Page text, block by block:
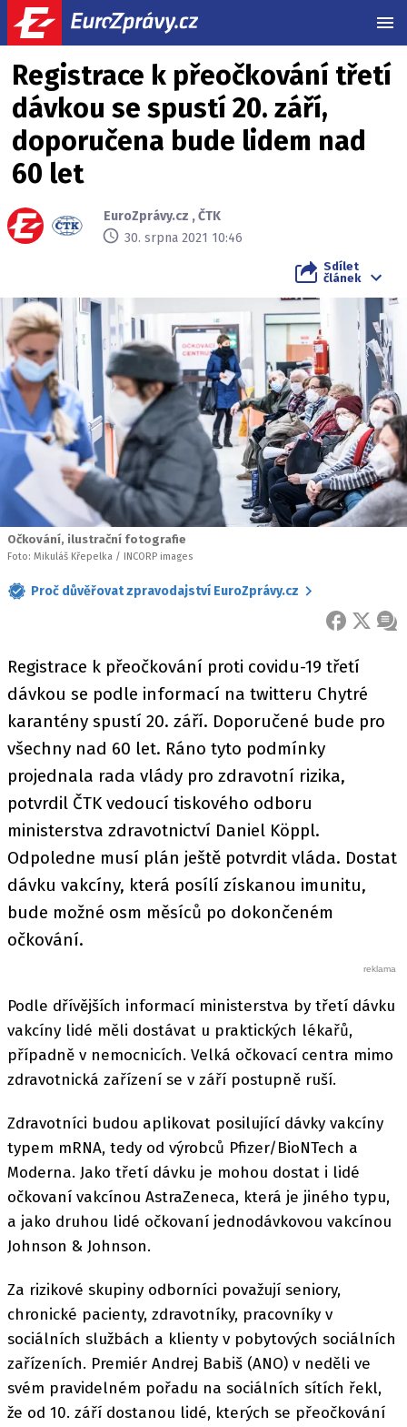
Registrace k přeočkování třetí
dávkou se spustí 20. září,
doporučena bude lidem nad
60 let
EuroZprávy.cz ,ČTK
30. srpna 2021 10:46
Sdílet
článek
Očkování, ilustrační fotografie
Foto: Mikuláš Křepelka / INCORP images
Proč důvěřovat zpravodajství EuroZprávy.cz
FACEBOOK
X
Registrace k přeočkování proti covidu-19 třetí
dávkou se podle informací na twitteru Chytré
karantény spustí 20. září. Doporučené bude pro
všechny nad 60 let. Ráno tyto podmínky
projednala rada vlády pro zdravotní rizika,
potvrdil ČTK vedoucí tiskového odboru
ministerstva zdravotnictví Daniel Köppl.
Odpoledne musí plán ještě potvrdit vláda. Dostat
dávku vakcíny, která posílí získanou imunitu,
bude možné osm měsíců po dokončeném
očkování.
Podle dřívějších informací ministerstva by třetí dávku
vakcíny lidé měli dostávat u praktických lékařů,
případně v nemocnicích. Velká očkovací centra mimo
zdravotnická zařízení se v září postupně ruší.
Zdravotníci budou aplikovat posilující dávky vakcíny
typem mRNA, tedy od výrobců Pfizer/BioNTech a
Moderna. Jako třetí dávku je mohou dostat i lidé
očkovaní vakcínou AstraZeneca, která je jiného typu,
a jako druhou lidé očkovaní jednodávkovou vakcínou
Johnson & Johnson.
Za rizikové skupiny odborníci považují seniory,
chronické pacienty, zdravotníky, pracovníky v
sociálních službách a klienty v pobytových sociálních
zařízeních. Premiér Andrej Babiš (ANO) v neděli ve
svém pravidelném pořadu na sociálních sítích řekl,
že od 10. září dostanou lidé, kterých se přeočkování